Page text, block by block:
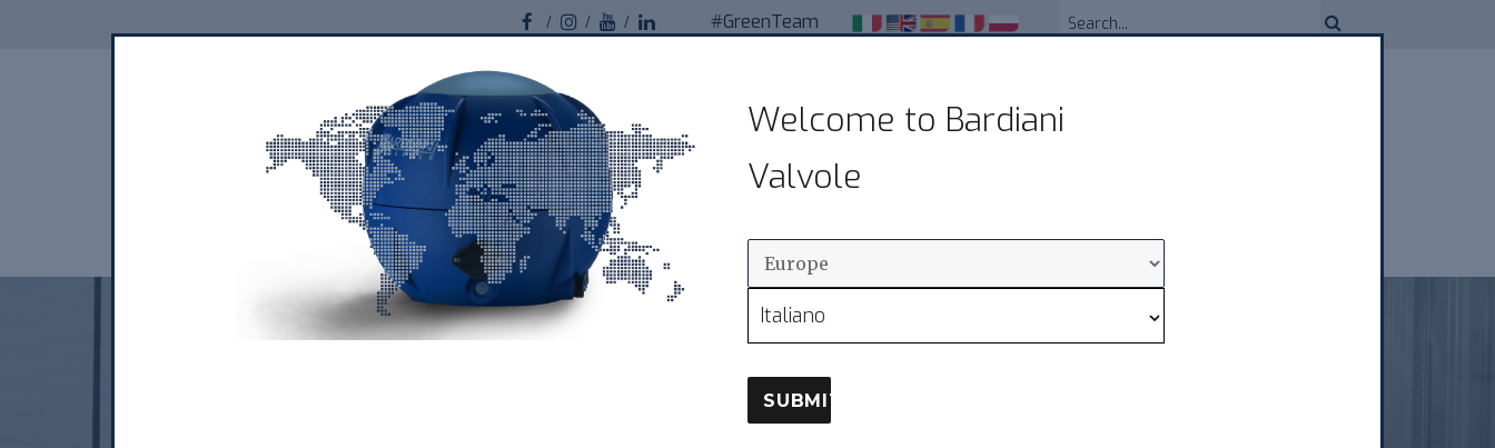
Welcome to Bardiani
Valvole
Italiano
SUBMIT
Facebook
#GreenTeam
Bardiani Valvole
Valvole sanitarie pneumatiche per impianti
alimentari
PRODUKCJA ZASTOSOWANIE W PRZEMYŚLE